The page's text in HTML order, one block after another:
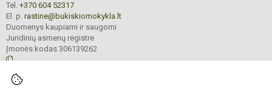
Tel. +370 604 52317
El. p. rastine@bukiskiomokykla.lt
Duomenys kaupiami ir saugomi
Juridinių asmenų registre
Įmonės kodas 306139262